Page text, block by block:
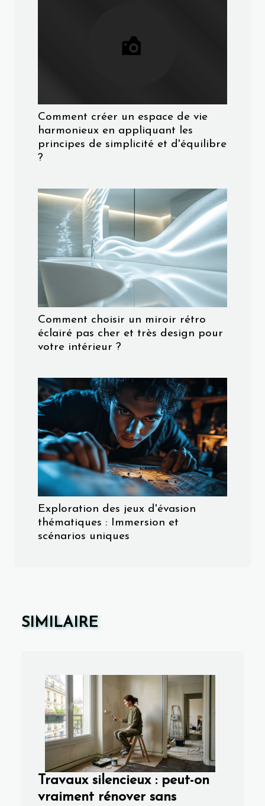
Comment créer un espace de vie
harmonieux en appliquant les
principes de simplicité et d'équilibre
?
Comment choisir un miroir rétro
éclairé pas cher et très design pour
votre intérieur ?
Exploration des jeux d'évasion
thématiques : Immersion et
scénarios uniques
SIMILAIRE
Travaux silencieux : peut-on
vraiment rénover sans